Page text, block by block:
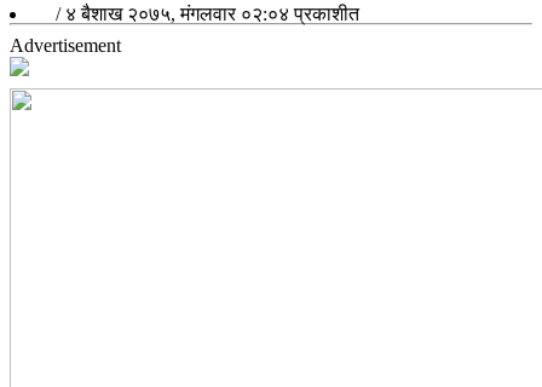
/ ४ बैशाख २०७५, मंगलवार ०२:०४ प्रकाशीत
Advertisement